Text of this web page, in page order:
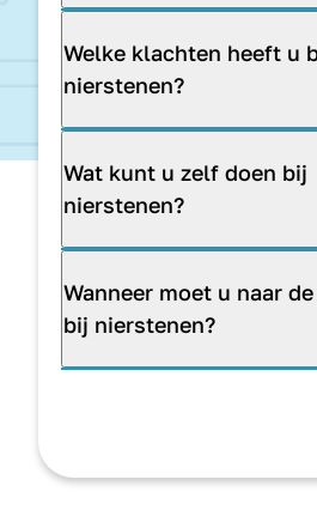
Welke klachten heeft u
nierstenen?
Wat kunt u zelf doen bij
nierstenen?
Wanneer moet u naar
bij nierstenen?